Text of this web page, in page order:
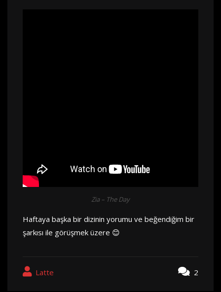
Zia – The Day
Haftaya başka bir dizinin yorumu ve beğendiğim bir
şarkısı ile görüşmek üzere 😊
Latte 2